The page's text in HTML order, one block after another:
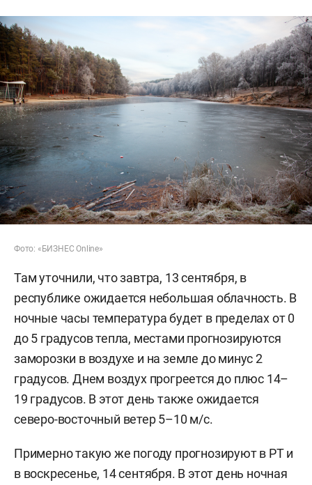
Фото: «БИЗНЕС Online»
Там уточнили, что завтра, 13 сентября, в
республике ожидается небольшая облачность. В
ночные часы температура будет в пределах от 0
до 5 градусов тепла, местами прогнозируются
заморозки в воздухе и на земле до минус 2
градусов. Днем воздух прогреется до плюс 14–
19 градусов. В этот день также ожидается
северо-восточный ветер 5–10 м/с.
Примерно такую же погоду прогнозируют в РТ и
в воскресенье, 14 сентября. В этот день ночная